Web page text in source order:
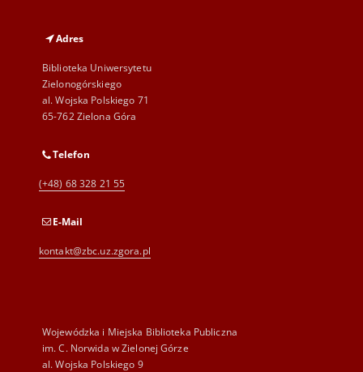
Adres
Biblioteka Uniwersytetu
Zielonogórskiego
al. Wojska Polskiego 71
65-762 Zielona Góra
Telefon
(+48) 68 328 21 55
E-Mail
kontakt@zbc.uz.zgora.pl
Wojewódzka i Miejska Biblioteka Publiczna
im. C. Norwida w Zielonej Górze
al. Wojska Polskiego 9